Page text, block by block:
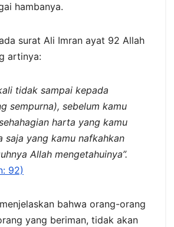
hambanya.
surat Ali Imran ayat 92 Allah
artinya:
tidak sampai kepada
sempurna), sebelum kamu
harta yang kamu
saja yang kamu nafkahkan
Allah mengetahuinya”.
92)
bahwa orang-orang
yang beriman, tidak akan